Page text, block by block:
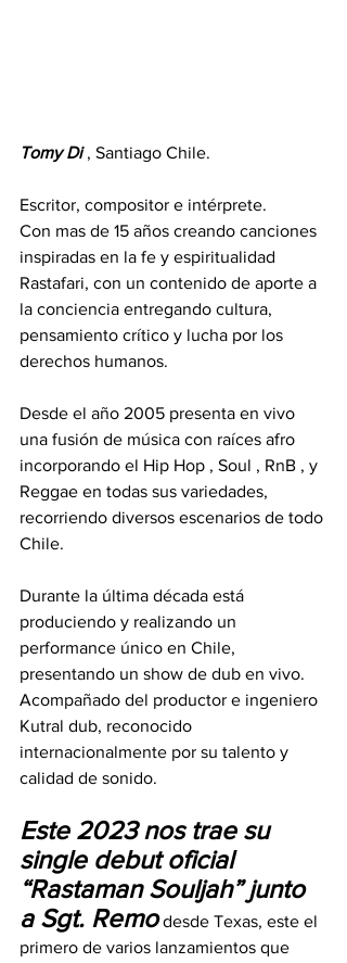
Tomy Di , Santiago Chile.
Escritor, compositor e intérprete.
Con mas de 15 años creando canciones
inspiradas en la fe y espiritualidad
Rastafari, con un contenido de aporte a
la conciencia entregando cultura,
pensamiento crítico y lucha por los
derechos humanos.
Desde el año 2005 presenta en vivo
una fusión de música con raíces afro
incorporando el Hip Hop , Soul , RnB , y
Reggae en todas sus variedades,
recorriendo diversos escenarios de todo
Chile.
Durante la última década está
produciendo y realizando un
performance único en Chile,
presentando un show de dub en vivo.
Acompañado del productor e ingeniero
Kutral dub, reconocido
internacionalmente por su talento y
calidad de sonido.
Este 2023 nos trae su
single debut oficial
“Rastaman Souljah” junto
a Sgt. Remo desde Texas, este el
primero de varios lanzamientos que